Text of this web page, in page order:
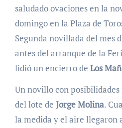
saludado ovaciones en la
domingo en la Plaza de
Segunda novillada del mes
antes del arranque de la
lidió un encierro de Los
Un novillo con
del lote de Jorge Molina.
la medida y el aire llegaron